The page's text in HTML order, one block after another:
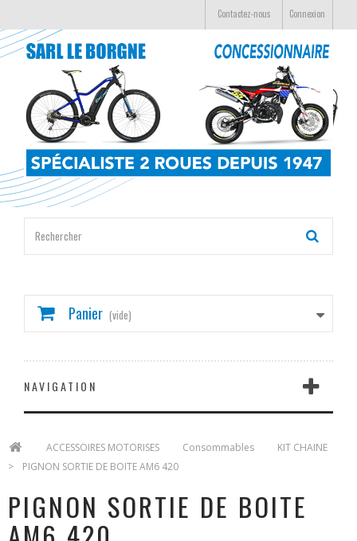
Connexion
Contactez-nous
Panier (vide)
NAVIGATION
ACCESSOIRES MOTORISES Consommables
KIT CHAINE
>
PIGNON SORTIE DE BOITE AM6 420
PIGNON SORTIE DE BOITE